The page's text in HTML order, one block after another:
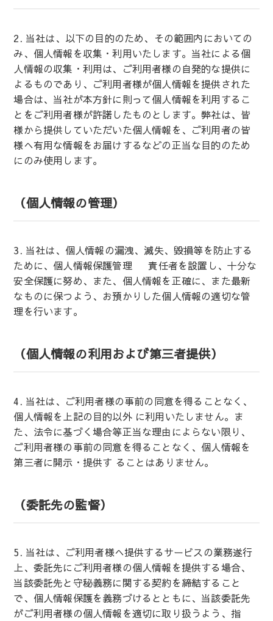
2. 当社は、以下の目的のため、その範囲内においての
み、個人情報を収集・利用いたします。当社による個
人情報の収集・利用は、ご利用者様の自発的な提供に
よるものであり、ご利用者様が個人情報を提供された
場合は、当社が本方針に則って個人情報を利用するこ
とをご利用者様が許諾したものとします。弊社は、皆
様から提供していただいた個人情報を、ご利用者の皆
様へ有用な情報をお届けするなどの正当な目的のため
にのみ使用します。
（個人情報の管理）
3. 当社は、個人情報の漏洩、滅失、毀損等を防止する
ために、個人情報保護管理 責任者を設置し、十分な
安全保護に努め、また、個人情報を正確に、また最新
なものに保つよう、お預かりした個人情報の適切な管
理を行います。
（個人情報の利用および第三者提供）
4. 当社は、ご利用者様の事前の同意を得ることなく、
個人情報を上記の目的以外 に利用いたしません。ま
た、法令に基づく場合等正当な理由によらない限り、
ご利用者様の事前の同意を得ることなく、個人情報を
第三者に開示・提供す ることはありません。
（委託先の監督）
5. 当社は、ご利用者様へ提供するサービスの業務遂行
上、委託先にご利用者様の個人情報を提供する場合、
当該委託先と守秘義務に関する契約を締結すること
で、個人情報保護を義務づけるとともに、当該委託先
がご利用者様の個人情報を適切に取り扱うよう、指